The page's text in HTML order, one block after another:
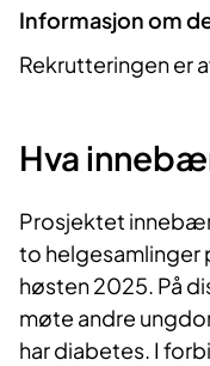
Informasjon om
Rekrutteringen er
Hva
Prosjektet
to helgesamlinger
høsten 2025. På
møte andre
har diabetes. I